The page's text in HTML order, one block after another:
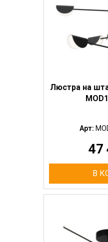
Люстра на
Арт:
47
В